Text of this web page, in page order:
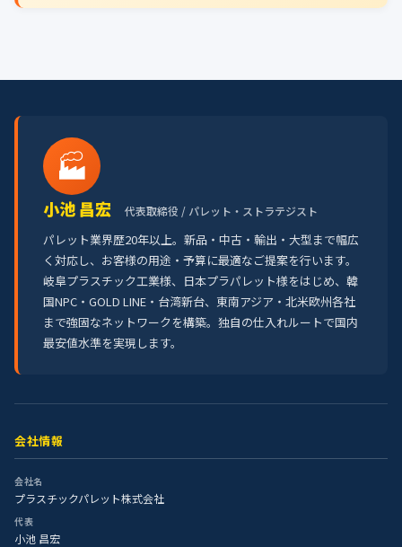
🏭
小池 昌宏 代表取締役 / パレット・ストラテジスト
パレット業界歴20年以上。新品・中古・輸出・大型まで幅広
く対応し、お客様の用途・予算に最適なご提案を行います。
岐阜プラスチック工業様、日本プラパレット様をはじめ、韓
国NPC・GOLD LINE・台湾新台、東南アジア・北米欧州各社
まで強固なネットワークを構築。独自の仕入れルートで国内
最安値水準を実現します。
会社情報
会社名
プラスチックパレット株式会社
代表
小池 昌宏